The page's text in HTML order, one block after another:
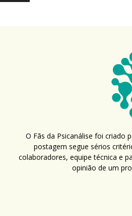
O Fãs da Psicanálise foi criado
postagem segue sérios
colaboradores, equipe técnica e
opinião de um